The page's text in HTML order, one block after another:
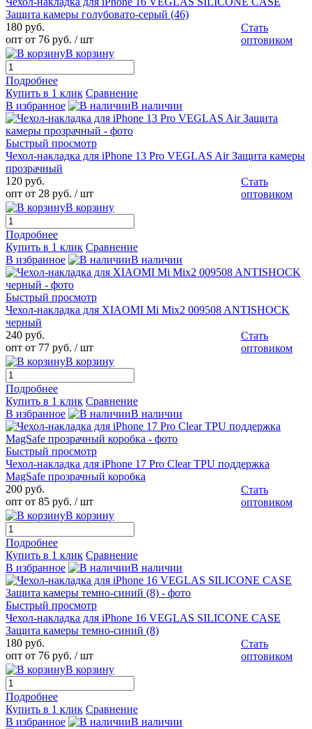
Защита камеры голубовато-серый (46)
180 руб.
опт от 76 руб. / шт
Стать
оптовиком
В корзину
Подробнее
Купить в 1 клик Сравнение
В избранное
В наличии
Быстрый просмотр
Чехол-накладка для iPhone 13 Pro VEGLAS Air Защита камеры
прозрачный
120 руб.
опт от 28 руб. / шт
Стать
оптовиком
В корзину
Подробнее
Купить в 1 клик Сравнение
В избранное
В наличии
Быстрый просмотр
Чехол-накладка для XIAOMI Mi Mix2 009508 ANTISHOCK
черный
240 руб.
опт от 77 руб. / шт
Стать
оптовиком
В корзину
Подробнее
Купить в 1 клик Сравнение
В избранное
В наличии
Быстрый просмотр
Чехол-накладка для iPhone 17 Pro Clear TPU поддержка
MagSafe прозрачный коробка
200 руб.
опт от 85 руб. / шт
Стать
оптовиком
В корзину
Подробнее
Купить в 1 клик Сравнение
В избранное
В наличии
Быстрый просмотр
Чехол-накладка для iPhone 16 VEGLAS SILICONE CASE
Защита камеры темно-синий (8)
180 руб.
опт от 76 руб. / шт
Стать
оптовиком
В корзину
Подробнее
Купить в 1 клик Сравнение
В избранное
В наличии